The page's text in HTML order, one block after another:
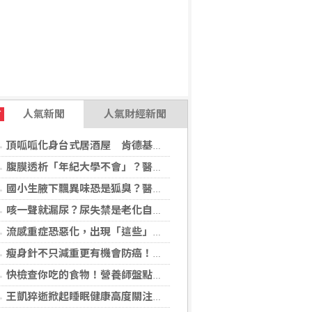
人氣新聞 人氣財經新聞
頂呱呱化身台式居酒屋 肯德基聯名EVA攻漫迷
腹膜透析「年紀大學不會」？醫：年齡並非限制 評估還要看3面向
國小生腋下飄異味恐是狐臭？醫：若伴青春期徵象應評估性早熟
咳一聲就漏尿？尿失禁是老化自然現象？醫揭：不同尿失禁的治療方式
流感重症恐惡化，出現「這些」症狀別再等！醫籲：別因非流感季就掉以輕心
瘦身針不只減重更有機會防癌！無糖尿病肥胖者使用GLP-1藥物 罹癌風險顯著下降
快檢查你吃的食物！營養師盤點「5大反式脂肪來源」跟你想的不同
王凱猝逝掀起睡眠健康高度關注！醫籲：最危險的不是熬夜，而是「這個」錯覺